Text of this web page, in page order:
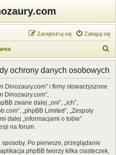
Zaloguj się
Zarejestruj się
z
ochrony danych osobowych
Dinozaury.com” i firmy stowarzyszone
Dinozaury.com”,
zwane dalej „oni”, „ich”,
„phpBB Limited”, „Zespoły
dalej „informacjami o tobie”
na forum.
Po pierwsze, przeglądanie
phpBB tworzy kilka ciasteczek,